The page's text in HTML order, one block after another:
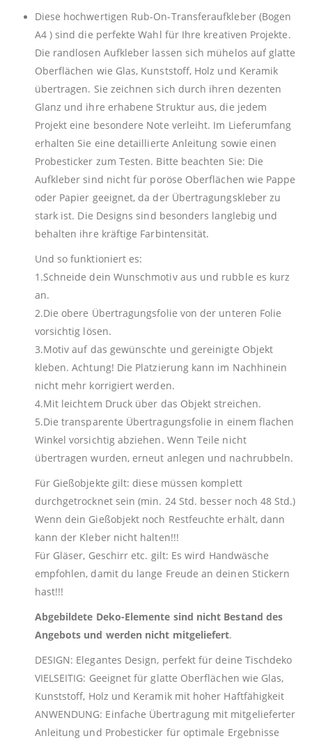
Diese hochwertigen Rub-On-Transferaufkleber (Bogen
A4 ) sind die perfekte Wahl für Ihre kreativen Projekte.
Die randlosen Aufkleber lassen sich mühelos auf glatte
Oberflächen wie Glas, Kunststoff, Holz und Keramik
übertragen. Sie zeichnen sich durch ihren dezenten
Glanz und ihre erhabene Struktur aus, die jedem
Projekt eine besondere Note verleiht. Im Lieferumfang
erhalten Sie eine detaillierte Anleitung sowie einen
Probesticker zum Testen. Bitte beachten Sie: Die
Aufkleber sind nicht für poröse Oberflächen wie Pappe
oder Papier geeignet, da der Übertragungskleber zu
stark ist. Die Designs sind besonders langlebig und
behalten ihre kräftige Farbintensität.
Und so funktioniert es:
1.Schneide dein Wunschmotiv aus und rubble es kurz
an.
2.Die obere Übertragungsfolie von der unteren Folie
vorsichtig lösen.
3.Motiv auf das gewünschte und gereinigte Objekt
kleben. Achtung! Die Platzierung kann im Nachhinein
nicht mehr korrigiert werden.
4.Mit leichtem Druck über das Objekt streichen.
5.Die transparente Übertragungsfolie in einem flachen
Winkel vorsichtig abziehen. Wenn Teile nicht
übertragen wurden, erneut anlegen und nachrubbeln.
Für Gießobjekte gilt: diese müssen komplett
durchgetrocknet sein (min. 24 Std. besser noch 48 Std.)
Wenn dein Gießobjekt noch Restfeuchte erhält, dann
kann der Kleber nicht halten!!!
Für Gläser, Geschirr etc. gilt: Es wird Handwäsche
empfohlen, damit du lange Freude an deinen Stickern
hast!!!
Abgebildete Deko-Elemente sind nicht Bestand des
Angebots und werden nicht mitgeliefert.
DESIGN: Elegantes Design, perfekt für deine Tischdeko
VIELSEITIG: Geeignet für glatte Oberflächen wie Glas,
Kunststoff, Holz und Keramik mit hoher Haftfähigkeit
ANWENDUNG: Einfache Übertragung mit mitgelieferter
Anleitung und Probesticker für optimale Ergebnisse